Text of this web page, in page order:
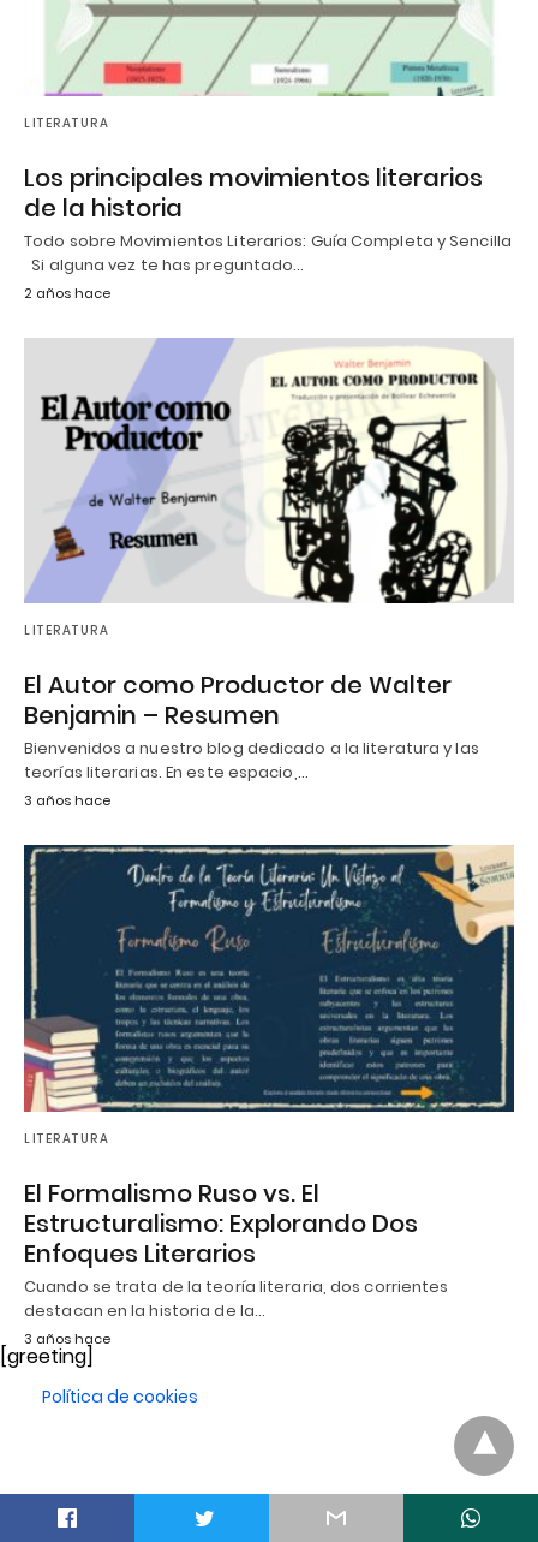
LITERATURA
Los principales movimientos literarios
de la historia
Todo sobre Movimientos Literarios: Guía Completa y Sencilla
Si alguna vez te has preguntado…
2 años hace
LITERATURA
El Autor como Productor de Walter
Benjamin – Resumen
Bienvenidos a nuestro blog dedicado a la literatura y las
teorías literarias. En este espacio,…
3 años hace
LITERATURA
El Formalismo Ruso vs. El
Estructuralismo: Explorando Dos
Enfoques Literarios
Cuando se trata de la teoría literaria, dos corrientes
destacan en la historia de la…
3 años hace
[greeting]
Política de cookies